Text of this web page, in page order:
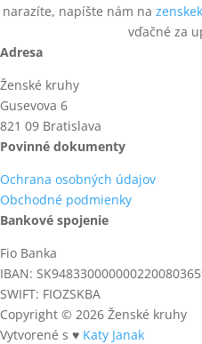
narazíte, napíšte nám na
vďačné za
Adresa
Ženské kruhy
Gusevova 6
821 09 Bratislava
Povinné dokumenty
Ochrana osobných údajov
Obchodné podmienky
Bankové spojenie
Fio Banka
IBAN:
SWIFT: FIOZSKBA
Copyright © 2026 Ženské kruhy
Vytvorené s ♥ Katy Janak